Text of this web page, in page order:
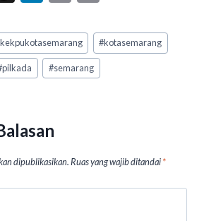
ea
ds
ke
dI
n
ai
l
t
#kotasemarang
pilkada #semarang
dipublikasikan. Ruas yang wajib ditandai*